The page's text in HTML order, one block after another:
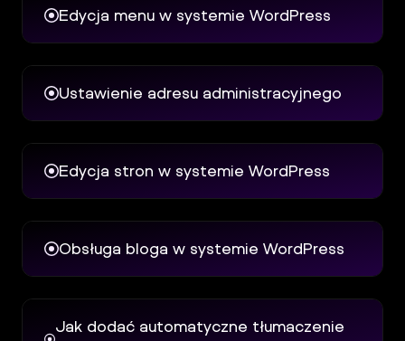
Edycja menu w systemie WordPress
Ustawienie adresu administracyjnego
Edycja stron w systemie WordPress
Obsługa bloga w systemie WordPress
Jak dodać automatyczne tłumaczenie